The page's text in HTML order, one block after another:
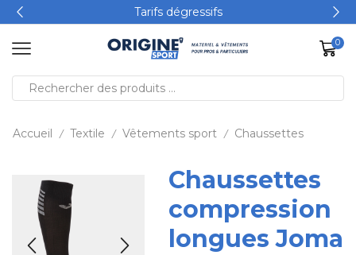
Tarifs dégressifs
0
Accueil / Textile / Vêtements sport / Chaussettes
Chaussettes
compression
longues Joma